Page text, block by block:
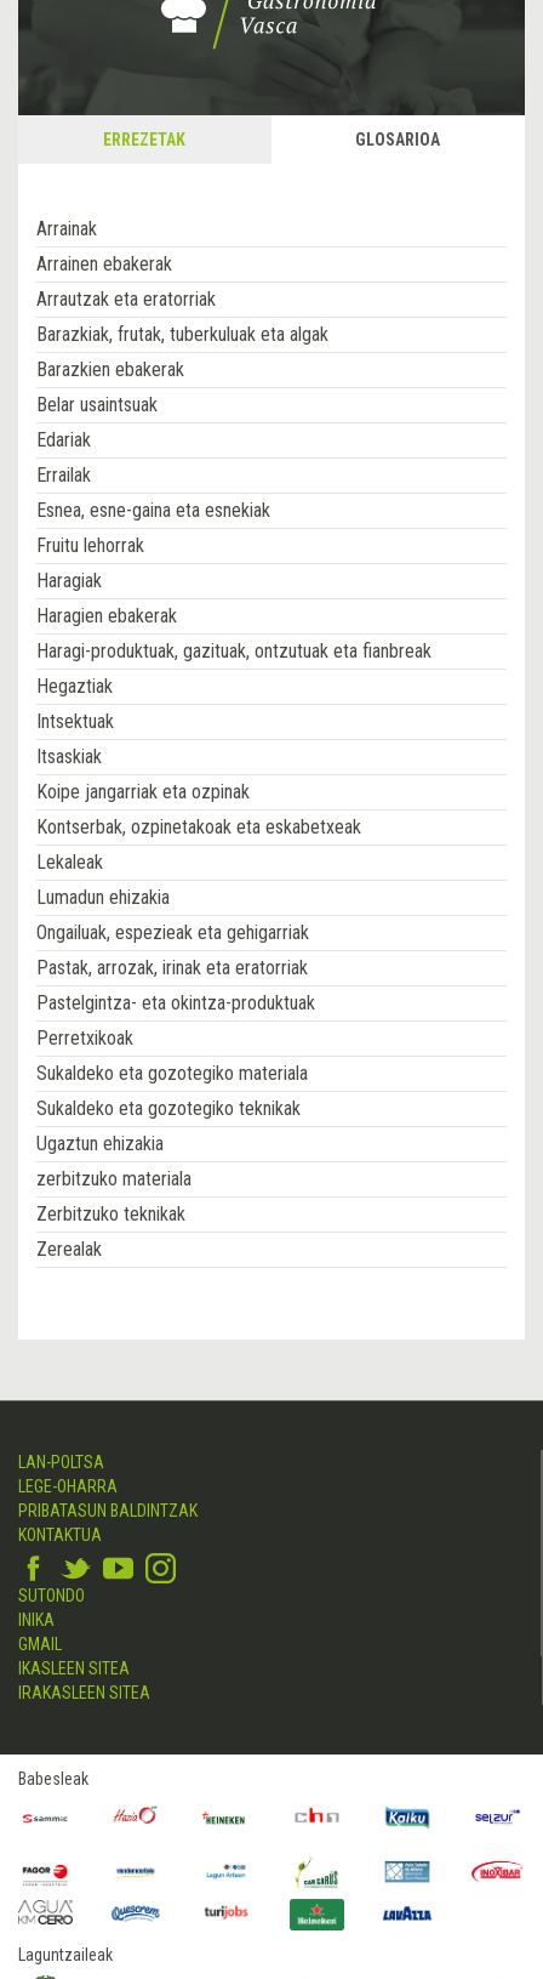
ERREZETAK GLOSARIOA
Arrainak
Arrainen ebakerak
Arrautzak eta eratorriak
Barazkiak, frutak, tuberkuluak eta algak
Barazkien ebakerak
Belar usaintsuak
Edariak
Errailak
Esnea, esne-gaina eta esnekiak
Fruitu lehorrak
Haragiak
Haragien ebakerak
Haragi-produktuak, gazituak, ontzutuak eta fianbreak
Hegaztiak
Intsektuak
Itsaskiak
Koipe jangarriak eta ozpinak
Kontserbak, ozpinetakoak eta eskabetxeak
Lekaleak
Lumadun ehizakia
Ongailuak, espezieak eta gehigarriak
Pastak, arrozak, irinak eta eratorriak
Pastelgintza- eta okintza-produktuak
Perretxikoak
Sukaldeko eta gozotegiko materiala
Sukaldeko eta gozotegiko teknikak
Ugaztun ehizakia
zerbitzuko materiala
Zerbitzuko teknikak
Zerealak
LAN-POLTSA
LEGE-OHARRA
PRIBATASUN BALDINTZAK
KONTAKTUA
SUTONDO
INIKA
GMAIL
IKASLEEN SITEA
IRAKASLEEN SITEA
Babesleak
Laguntzaileak